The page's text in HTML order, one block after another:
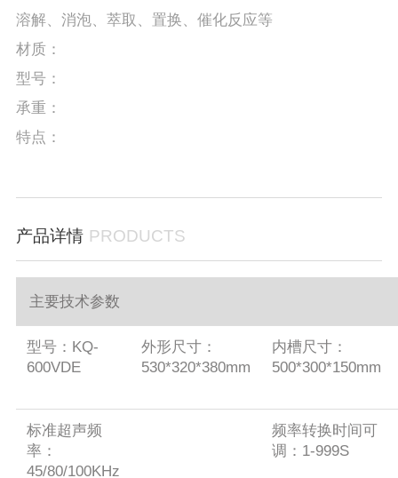
溶解、消泡、萃取、置换、催化反应等
材质：
型号：
承重：
特点：
产品详情 PRODUCTS
主要技术参数
型号：KQ-
600VDE
外形尺寸：
530*320*380mm
内槽尺寸：
500*300*150mm
标准超声频
率：
45/80/100KHz
频率转换时间可
调：1-999S